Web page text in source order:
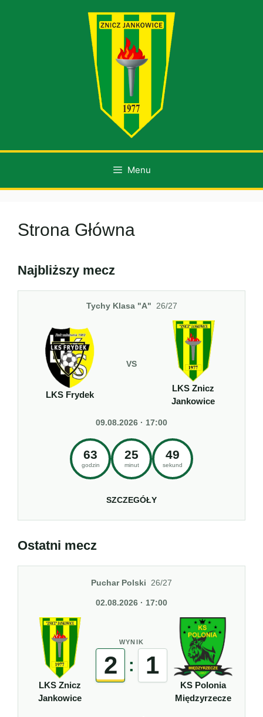
Menu
Strona Główna
Najbliższy mecz
Tychy Klasa "A" 26/27
LKS Frydek
VS
LKS Znicz
Jankowice
09.08.2026 · 17:00
63
godzin
25
minut
48
sekund
SZCZEGÓŁY
Ostatni mecz
Puchar Polski 26/27
02.08.2026 · 17:00
LKS Znicz
Jankowice
WYNIK
2 : 1
KS Polonia
Międzyrzecze